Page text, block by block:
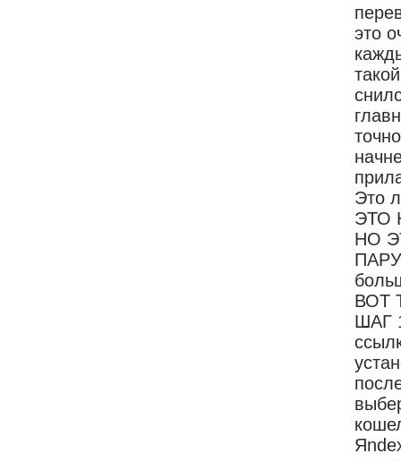
это
Это
ЭТО
НО
ВОТ
ШАГ